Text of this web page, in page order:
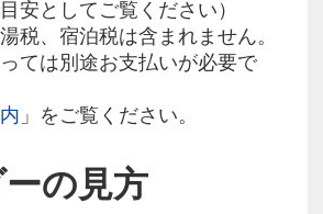
安としてご覧ください）
税、宿泊税は含まれません。
っては別途お支払いが必要で
」をご覧ください。
の見方